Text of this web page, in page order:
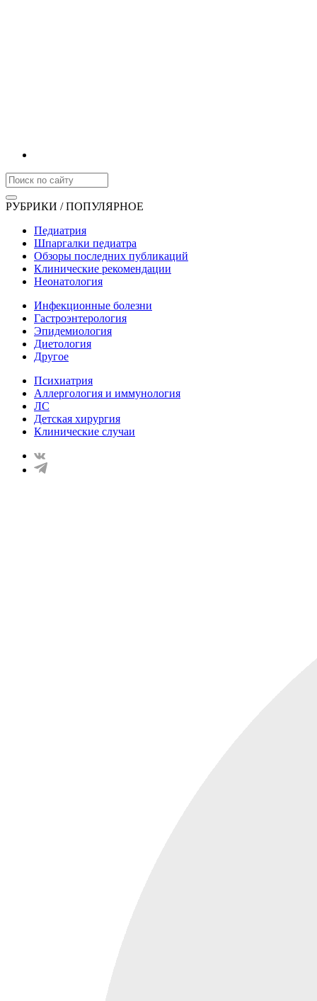
РУБРИКИ / ПОПУЛЯРНОЕ
Педиатрия
Шпаргалки педиатра
Обзоры последних публикаций
Клинические рекомендации
Неонатология
Инфекционные болезни
Гастроэнтерология
Эпидемиология
Диетология
Другое
Психиатрия
Аллергология и иммунология
ЛС
Детская хирургия
Клинические случаи